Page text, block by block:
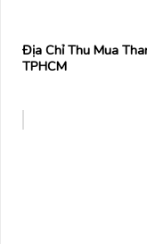
Địa Chỉ Thu Mua
TPHCM